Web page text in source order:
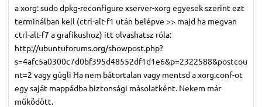
a xorg: sudo dpkg-reconfigure xserver-xorg egyesek szerint ezt
terminálban kell (ctrl-alt-f1 után belépve >> majd ha megvan
ctrl-alt-f7 a grafikushoz) itt olvashatsz róla:
http://ubuntuforums.org/showpost.php?
s=4afc5a0300c7d0bf395d48552df1d1e6&p=2322588&postcou
nt=2 vagy gúgli Ha nem bátortalan vagy mentsd a xorg.conf-ot
egy saját mappádba biztonsági másolatként. Nekem már
működött.